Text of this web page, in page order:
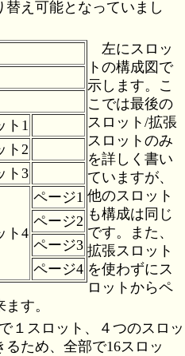
え可能となっていまし
ト1
ト2
ト3
ト4
ページ1
ページ2
ページ3
ページ4
左にスロッ
トの構成図で
示します。こ
こでは最後の
スロット/拡張
スロットのみ
を詳しく書い
ていますが、
他のスロット
も構成は同じ
です。また、
拡張スロット
を使わずにス
ロットからペ
す。
１スロット、４つのスロッ
るため、全部で16スロッ